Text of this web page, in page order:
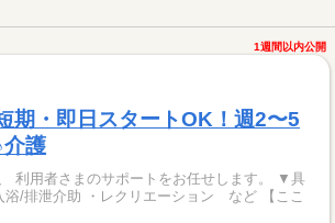
1週間以内公開
期・即日スタートOK！週2〜5
介護
用者さまのサポートをお任せします。 ▼具
排泄介助 ・レクリエーション など 【ここ